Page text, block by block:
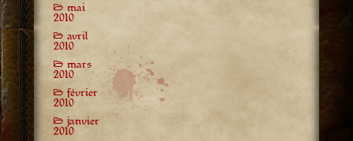
mai
2010
avril
2010
mars
2010
février
2010
janvier
2010